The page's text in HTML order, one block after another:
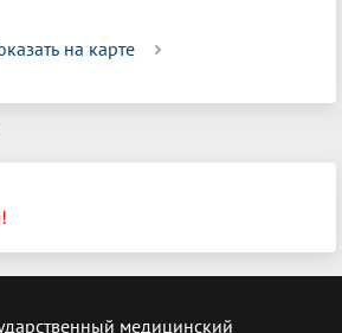
на карте
медицинский